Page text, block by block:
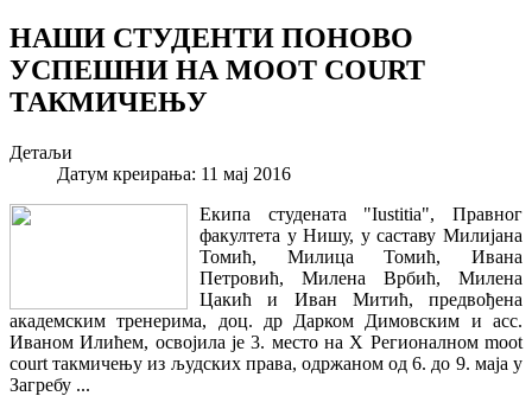
НАШИ СТУДЕНТИ ПОНОВО
УСПЕШНИ НА MOOT COURT
ТАКМИЧЕЊУ
Детаљи
Датум креирања: 11 мај 2016
Екипа студената "Iustitia", Правног
факултета у Нишу, у саставу Милијана
Томић, Милица Томић, Ивана
Петровић, Милена Врбић, Милена
Цакић и Иван Митић, предвођена
академским тренерима, доц. др Дарком Димовским и асс.
Иваном Илићем, освојила је 3. место на X Регионалном moot
court такмичењу из људских права, одржаном од 6. до 9. маја у
Загребу ...